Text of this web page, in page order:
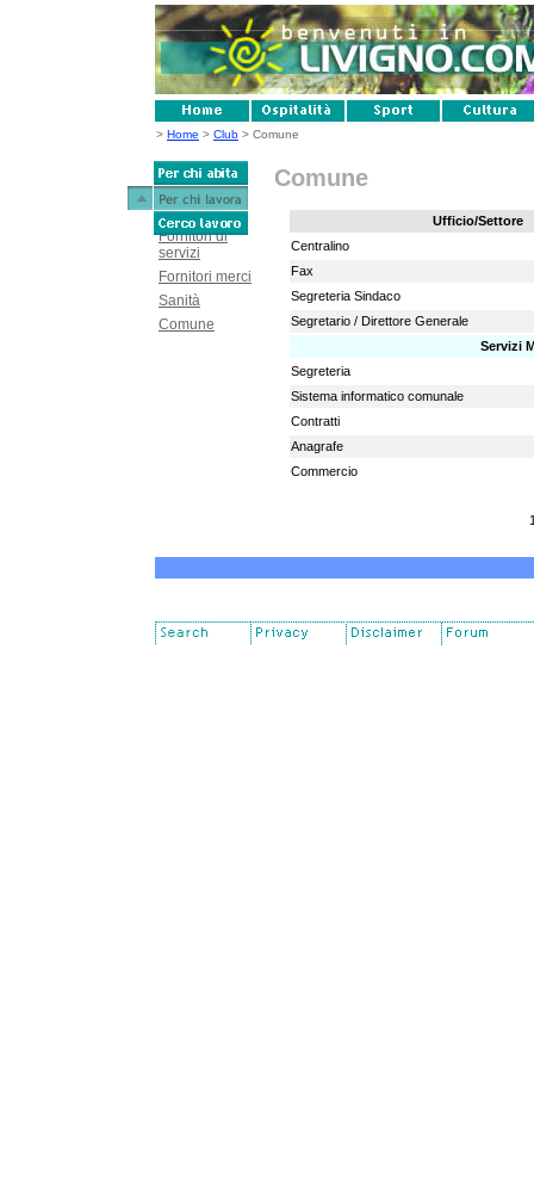
Fornitori di
servizi
Fornitori merci
Sanità
Comune
> Home > Club > Comune
Comune
Ufficio/Settore
Centralino
Fax
Segreteria Sindaco
Segretario / Direttore Generale
Servizi
Segreteria
Sistema informatico comunale
Contratti
Anagrafe
Commercio